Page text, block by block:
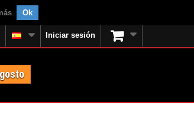
. Ok
Iniciar sesión